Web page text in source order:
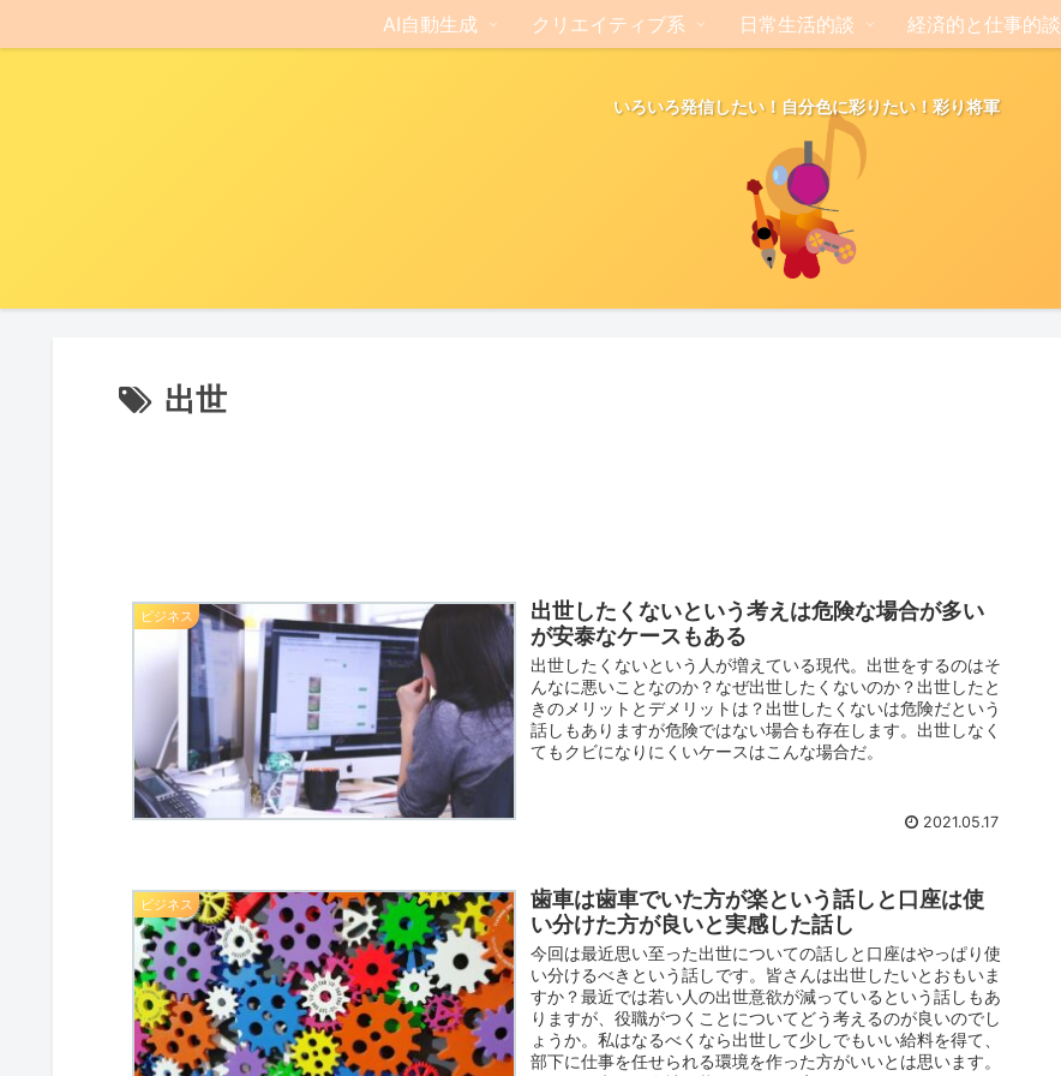
いろいろ発信したい！自分色に彩りたい！彩り将軍
AI自動生成 クリエイティブ系 日常生活的談 経済的と仕事的談
出世
ビジネス
出世したくないという考えは危険な場合が多い
が安泰なケースもある
出世したくないという人が増えている現代。出世をするのはそ
んなに悪いことなのか？なぜ出世したくないのか？出世したと
きのメリットとデメリットは？出世したくないは危険だという
話しもありますが危険ではない場合も存在します。出世しなく
てもクビになりにくいケースはこんな場合だ。
2021.05.17
ビジネス
歯車は歯車でいた方が楽という話しと口座は使
い分けた方が良いと実感した話し
今回は最近思い至った出世についての話しと口座はやっぱり使
い分けるべきという話しです。皆さんは出世したいとおもいま
すか？最近では若い人の出世意欲が減っているという話しもあ
りますが、役職がつくことについてどう考えるのが良いのでし
ょうか。私はなるべくなら出世して少しでもいい給料を得て、
部下に仕事を任せられる環境を作った方がいいとは思います。